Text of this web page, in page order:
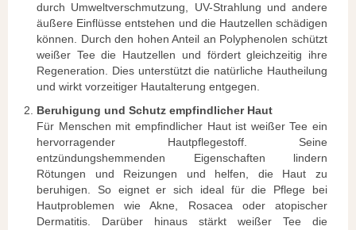
durch Umweltverschmutzung, UV-Strahlung und andere
äußere Einflüsse entstehen und die Hautzellen schädigen
können. Durch den hohen Anteil an Polyphenolen schützt
weißer Tee die Hautzellen und fördert gleichzeitig ihre
Regeneration. Dies unterstützt die natürliche Hautheilung
und wirkt vorzeitiger Hautalterung entgegen.
Beruhigung und Schutz empfindlicher Haut
Für Menschen mit empfindlicher Haut ist weißer Tee ein
hervorragender Hautpflegestoff. Seine
entzündungshemmenden Eigenschaften lindern
Rötungen und Reizungen und helfen, die Haut zu
beruhigen. So eignet er sich ideal für die Pflege bei
Hautproblemen wie Akne, Rosacea oder atopischer
Dermatitis. Darüber hinaus stärkt weißer Tee die